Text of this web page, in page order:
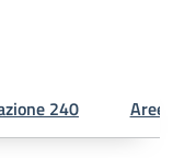
240 Aree